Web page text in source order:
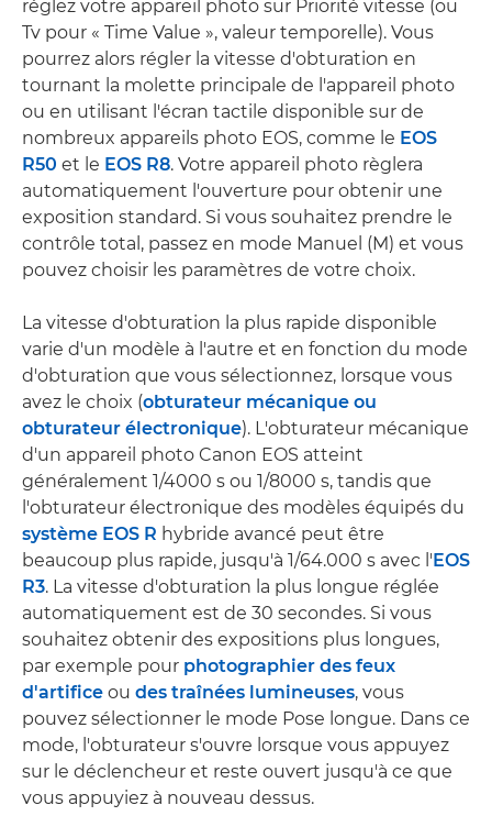
réglez votre appareil photo sur Priorité vitesse (ou
Tv pour « Time Value », valeur temporelle). Vous
pourrez alors régler la vitesse d'obturation en
tournant la molette principale de l'appareil photo
ou en utilisant l'écran tactile disponible sur de
nombreux appareils photo EOS, comme le EOS
R50 et le EOS R8. Votre appareil photo règlera
automatiquement l'ouverture pour obtenir une
exposition standard. Si vous souhaitez prendre le
contrôle total, passez en mode Manuel (M) et vous
pouvez choisir les paramètres de votre choix.
La vitesse d'obturation la plus rapide disponible
varie d'un modèle à l'autre et en fonction du mode
d'obturation que vous sélectionnez, lorsque vous
avez le choix (obturateur mécanique ou
obturateur électronique). L'obturateur mécanique
d'un appareil photo Canon EOS atteint
généralement 1/4000 s ou 1/8000 s, tandis que
l'obturateur électronique des modèles équipés du
système EOS R hybride avancé peut être
beaucoup plus rapide, jusqu'à 1/64.000 s avec l'EOS
R3. La vitesse d'obturation la plus longue réglée
automatiquement est de 30 secondes. Si vous
souhaitez obtenir des expositions plus longues,
par exemple pour photographier des feux
d'artifice ou des traînées lumineuses, vous
pouvez sélectionner le mode Pose longue. Dans ce
mode, l'obturateur s'ouvre lorsque vous appuyez
sur le déclencheur et reste ouvert jusqu'à ce que
vous appuyiez à nouveau dessus.